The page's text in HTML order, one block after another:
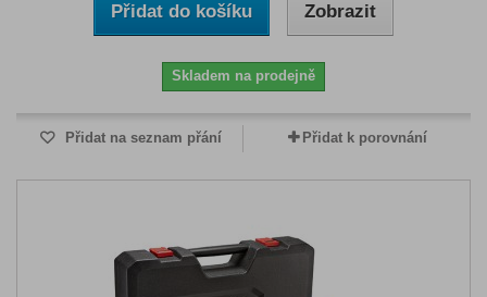
Přidat do košíku Zobrazit
Skladem na prodejně
Přidat na seznam přání Přidat k porovnání